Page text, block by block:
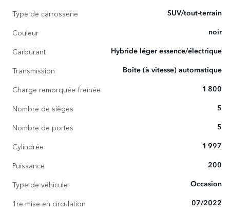
Type de carrosserie SUV/tout-terrain
Couleur noir
Carburant Hybride léger essence/électrique
Transmission Boîte (à vitesse) automatique
Charge remorquée freinée 1 800
Nombre de sièges 5
Nombre de portes 5
Cylindrée 1 997
Puissance 200
Type de véhicule Occasion
1re mise en circulation 07/2022